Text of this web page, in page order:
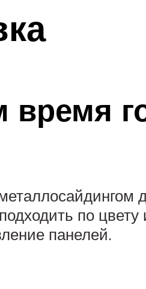
по
панелей.